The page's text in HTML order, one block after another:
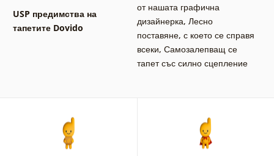
USP предимства на
тапетите Dovido
от нашата графична
дизайнерка, Лесно
поставяне, с което се справя
всеки, Самозалепващ се
тапет със силно сцепление